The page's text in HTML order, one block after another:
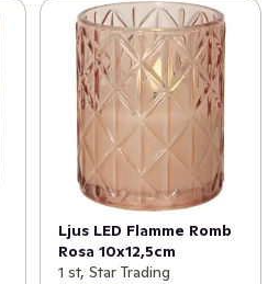
Ljus LED Flamme Romb
Rosa 10x12,5cm
1 st, Star Trading